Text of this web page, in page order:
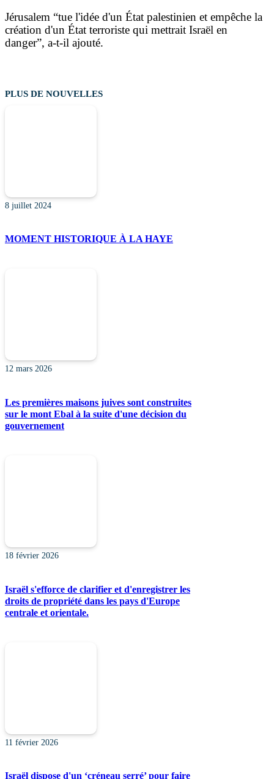
Jérusalem “tue l'idée d'un État palestinien et empêche la
création d'un État terroriste qui mettrait Israël en
danger”, a-t-il ajouté.
PLUS DE NOUVELLES
8 juillet 2024
MOMENT HISTORIQUE À LA HAYE
12 mars 2026
Les premières maisons juives sont construites
sur le mont Ebal à la suite d'une décision du
gouvernement
18 février 2026
Israël s'efforce de clarifier et d'enregistrer les
droits de propriété dans les pays d'Europe
centrale et orientale.
11 février 2026
Israël dispose d'un ‘créneau serré’ pour faire